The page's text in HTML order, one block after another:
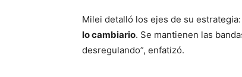
Milei detalló los ejes de su estrategia:
lo cambiario. Se mantienen las
desregulando”, enfatizó.